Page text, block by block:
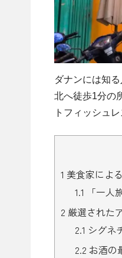
ダナンには知
北へ徒歩1分の
トフィッシュ
1 美食家によ
1.1 「一人
2 厳選された
2.1 シグネ
2.2 お酒の